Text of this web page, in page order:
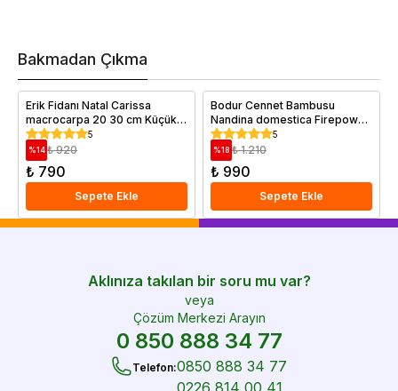
Bakmadan Çıkma
Erik Fidanı Natal Carissa
macrocarpa 20 30 cm Küçük
Yaş Saksıda5
%14 ₺ 920
₺ 790
Sepete Ekle
Bodur Cennet Bambusu
Nandina domestica Firepower
Büyük Yaş Saksıda
5
%18 ₺ 1.210
₺ 990
Sepete Ekle
Aklınıza takılan bir soru mu var?
veya
Çözüm Merkezi Arayın
0 850 888 34 77
Telefon:0850 888 34 77
0226 814 00 41